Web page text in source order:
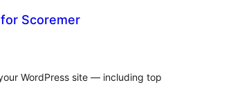
Scoremer
WordPress site — including top